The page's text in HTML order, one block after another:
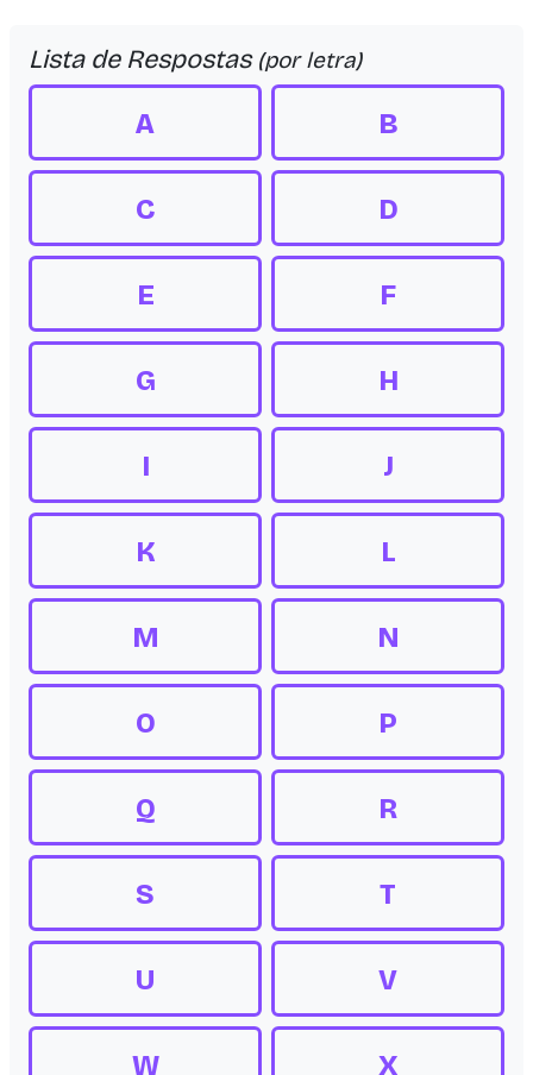
Lista de Respostas (por letra)
A B
C D
E F
G H
I J
K L
M N
O P
Q R
S T
U V
W X